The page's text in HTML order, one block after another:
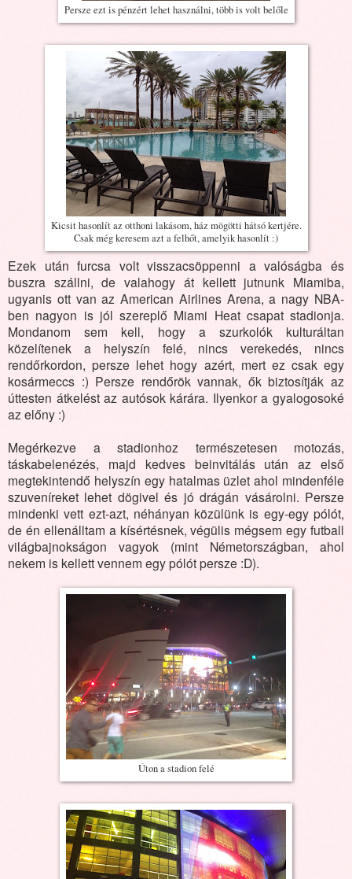
Persze ezt is pénzért lehet használni, több is volt belőle
Kicsit hasonlít az otthoni lakásom, ház mögötti hátsó kertjére.
Csak még keresem azt a felhőt, amelyik hasonlít :)
Ezek után furcsa volt visszacsöppenni a valóságba és
buszra szállni, de valahogy át kellett jutnunk Miamiba,
ugyanis ott van az American Airlines Arena, a nagy NBA-
ben nagyon is jól szereplő Miami Heat csapat stadionja.
Mondanom sem kell, hogy a szurkolók kulturáltan
közelítenek a helyszín felé, nincs verekedés, nincs
rendőrkordon, persze lehet hogy azért, mert ez csak egy
kosármeccs :) Persze rendőrök vannak, ők biztosítják az
úttesten átkelést az autósok kárára. Ilyenkor a gyalogosoké
az előny :)
Megérkezve a stadionhoz természetesen motozás,
táskabelenézés, majd kedves beinvitálás után az első
megtekintendő helyszín egy hatalmas üzlet ahol mindenféle
szuveníreket lehet dögivel és jó drágán vásárolni. Persze
mindenki vett ezt-azt, néhányan közülünk is egy-egy pólót,
de én ellenálltam a kísértésnek, végülis mégsem egy futball
világbajnokságon vagyok (mint Németországban, ahol
nekem is kellett vennem egy pólót persze :D).
Úton a stadion felé